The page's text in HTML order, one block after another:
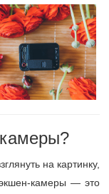
на картинку,
камеры — это